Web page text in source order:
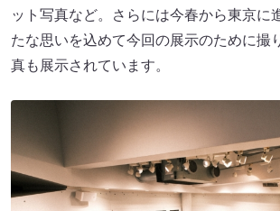
ット写真など。さらには今春から東京に
たな思いを込めて今回の展示のために撮
真も展示されています。